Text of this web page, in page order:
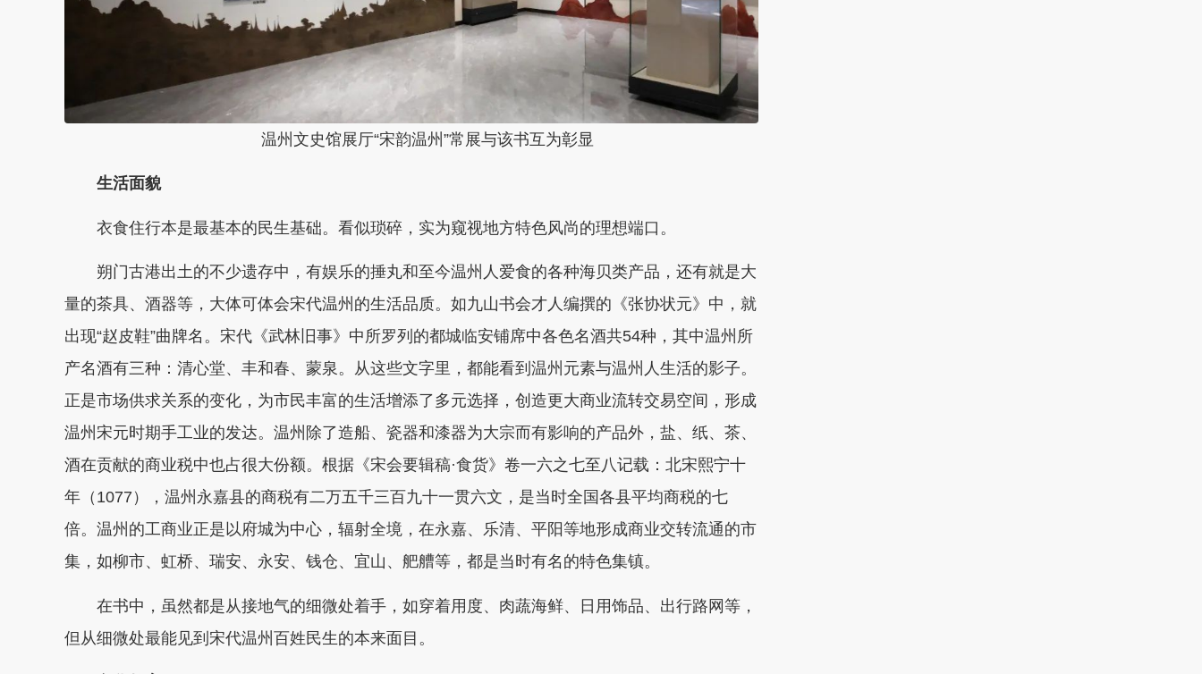
温州文史馆展厅“宋韵温州”常展与该书互为彰显
生活面貌
衣食住行本是最基本的民生基础。看似琐碎，实为窥视地方特色风尚的理想端口。
朔门古港出土的不少遗存中，有娱乐的捶丸和至今温州人爱食的各种海贝类产品，还有就是大
量的茶具、酒器等，大体可体会宋代温州的生活品质。如九山书会才人编撰的《张协状元》中，就
出现“赵皮鞋”曲牌名。宋代《武林旧事》中所罗列的都城临安铺席中各色名酒共54种，其中温州所
产名酒有三种：清心堂、丰和春、蒙泉。从这些文字里，都能看到温州元素与温州人生活的影子。
正是市场供求关系的变化，为市民丰富的生活增添了多元选择，创造更大商业流转交易空间，形成
温州宋元时期手工业的发达。温州除了造船、瓷器和漆器为大宗而有影响的产品外，盐、纸、茶、
酒在贡献的商业税中也占很大份额。根据《宋会要辑稿·食货》卷一六之七至八记载：北宋熙宁十
年（1077），温州永嘉县的商税有二万五千三百九十一贯六文，是当时全国各县平均商税的七
倍。温州的工商业正是以府城为中心，辐射全境，在永嘉、乐清、平阳等地形成商业交转流通的市
集，如柳市、虹桥、瑞安、永安、钱仓、宜山、舥艚等，都是当时有名的特色集镇。
在书中，虽然都是从接地气的细微处着手，如穿着用度、肉蔬海鲜、日用饰品、出行路网等，
但从细微处最能见到宋代温州百姓民生的本来面目。